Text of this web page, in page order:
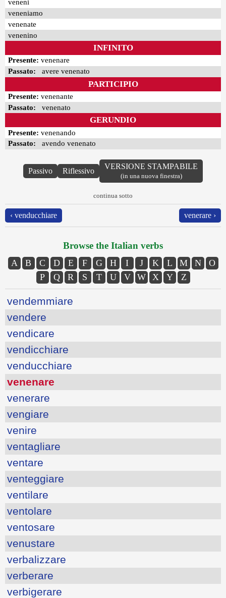
veneni
veneniamo
venenate
venenino
INFINITO
Presente: venenare
Passato: avere venenato
PARTICIPIO
Presente: venenante
Passato: venenato
GERUNDIO
Presente: venenando
Passato: avendo venenato
Passivo Riflessivo
VERSIONE STAMPABILE
(in una nuova finestra)
continua sotto
‹ venducchiare venerare ›
Browse the Italian verbs
A B C D E F G H I J K L M N
O
P
Q R S T U V W X Y Z
vendemmiare
vendere
vendicare
vendicchiare
venducchiare
venenare
venerare
vengiare
venire
ventagliare
ventare
venteggiare
ventilare
ventolare
ventosare
venustare
verbalizzare
verberare
verbigerare